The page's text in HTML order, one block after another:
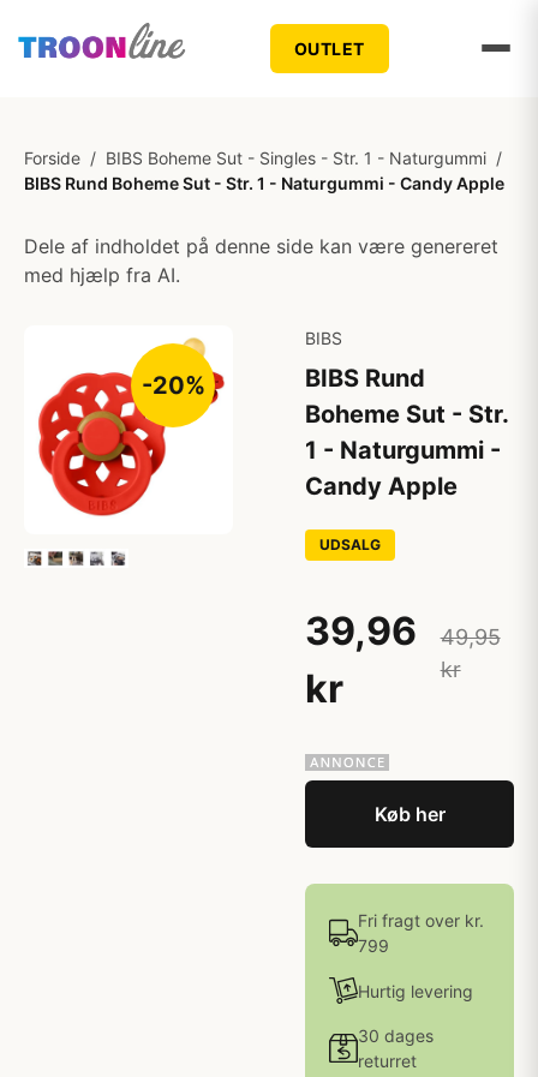
OUTLET
Forside / BIBS Boheme Sut - Singles - Str. 1 - Naturgummi /
BIBS Rund Boheme Sut - Str. 1 - Naturgummi - Candy Apple
Dele af indholdet på denne side kan være genereret
med hjælp fra AI.
-20%
BIBS
BIBS Rund
Boheme Sut - Str.
1 - Naturgummi -
Candy Apple
UDSALG
39,96
kr
49,95
kr
Køb her
Fri fragt over kr.
799
Hurtig levering
30 dages
returret